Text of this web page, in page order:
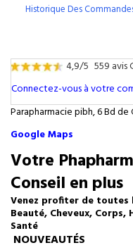
Historique Des
4,9/5 559 avis
Connectez-vous à votre
Parapharmacie pibh, 6 Bd de
Google Maps
Votre
Conseil en plus
Venez profiter de toutes
Beauté, Cheveux,
Santé
NOUVEAUTÉS